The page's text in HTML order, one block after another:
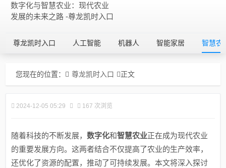
数字化与智慧农业：现代农业
发展的未来之路 -尊龙凯时入口
尊龙凯时入口 人工智能 机器人 智能家居 智慧农
您现在的位置： 尊龙凯时入口 正文
2024-12-05 05:29 167 次浏览
随着科技的不断发展，数字化和智慧农业正在成为现代农业
的重要发展方向。这两者结合不仅提高了农业的生产效率，
还优化了资源的配置，推动了可持续发展。本文将深入探讨